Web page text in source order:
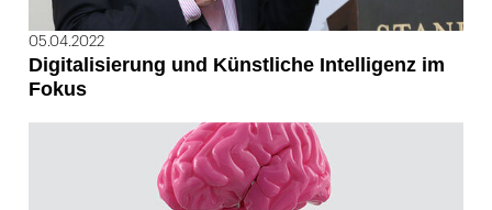
05.04.2022
Digitalisierung und Künstliche Intelligenz im
Fokus